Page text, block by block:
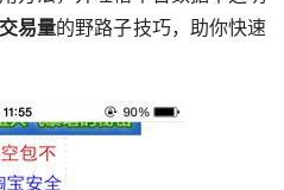
易量的野路子技巧，助你快速